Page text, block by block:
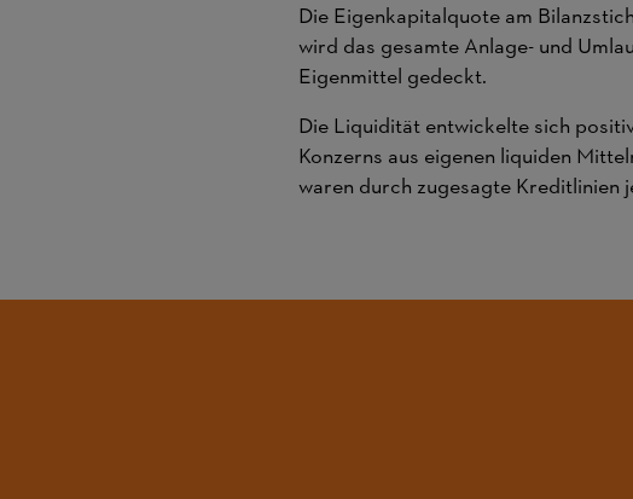
Die Eigenkapitalquote am
wird das gesamte Anlage- und
Eigenmittel gedeckt.
Die Liquidität entwickelte sich
Konzerns aus eigenen liquiden
waren durch zugesagte